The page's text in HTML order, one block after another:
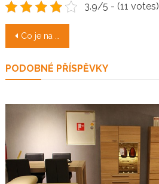
3.9/5 - (11 votes)
Navigace
příspěvek
Co je na skříních na míru tak zajímavého
PODOBNÉ PŘÍSPĚVKY